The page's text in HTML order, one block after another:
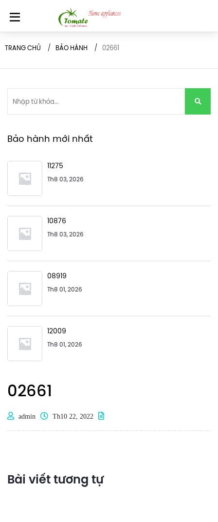
TRANG CHỦ BẢO HÀNH 02661
02661
admin Th10 22, 2022
Bảo hành mới nhất
11275
Th8 03, 2026
10876
Th8 03, 2026
08919
Th8 01, 2026
12009
Th8 01, 2026
Bài viết tương tự